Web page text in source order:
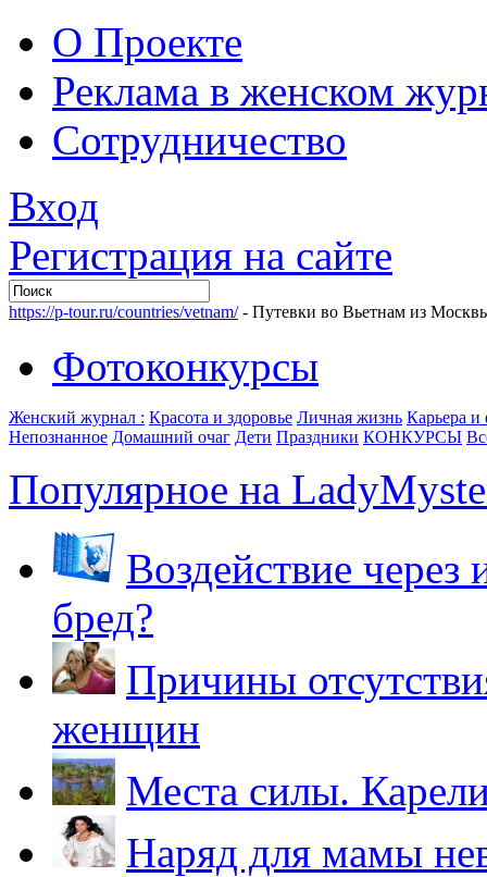
О Проекте
Реклама в женском
Сотрудничество
Вход
Регистрация на сайте
https://p-tour.ru/countries/vetnam/- Путевки во Вьетнам из
Фотоконкурсы
Женский журнал : Красота и здоровье Личная жизнь Карьера
Непознанное Домашний очаг Дети Праздники КОНКУРСЫ
Популярное на
Воздействие через
бред?
Причины
женщин
Места силы.
Наряд для мамы